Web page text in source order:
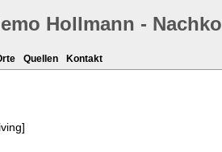
Hollmann -
Quellen Kontakt